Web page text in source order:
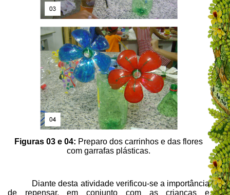
Figuras 03 e 04: Preparo dos carrinhos e das flores
com garrafas plásticas.
Diante desta atividade verificou-se a importância
de repensar, em conjunto com as crianças e